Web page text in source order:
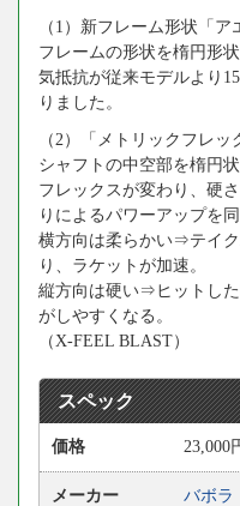
（1）新フレーム形状「
フレームの形状を楕円形
気抵抗が従来モデルより
りました。
（2）「メトリックフレッ
シャフトの中空部を楕円
フレックスが変わり、硬
りによるパワーアップを
横方向は柔らかい⇒テイ
り、ラケットが加速。
縦方向は硬い⇒ヒットし
がしやすくなる。
（X-FEEL BLAST）
スペック
価格 23,000
メーカー バボラ